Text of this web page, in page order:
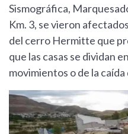
Sismográfica,
Km. 3, se vieron
del cerro Hermitte que
que las casas se dividan
movimientos o de la